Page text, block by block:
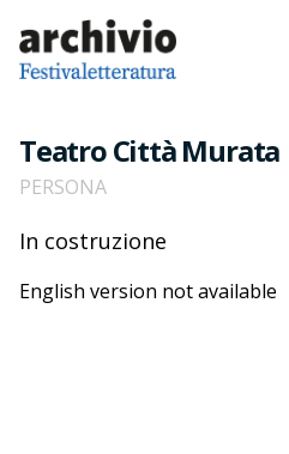
Teatro Città Murata
PERSONA
In costruzione
English version not available